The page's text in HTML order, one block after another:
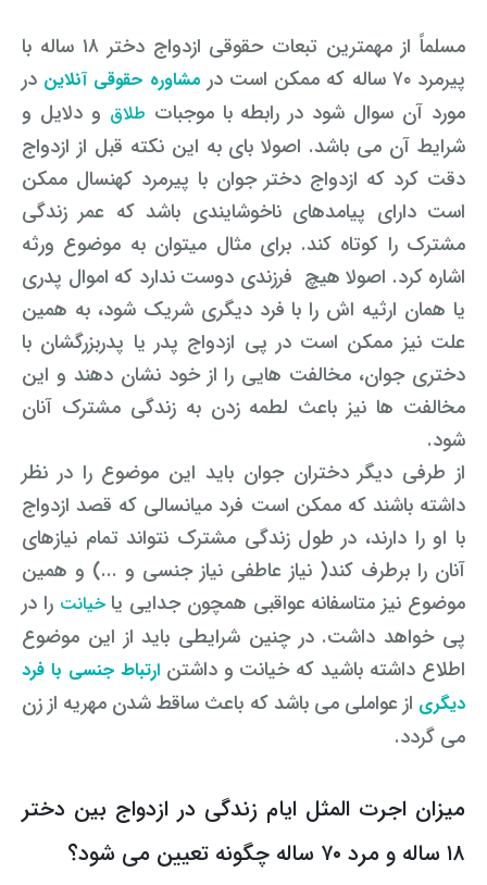
مسلماً از مهمترین تبعات حقوقی ازدواج دختر ۱۸ ساله با
پیرمرد ۷۰ ساله که ممکن است در
مشاوره حقوقی آنلاین در
مورد آن سوال شود در رابطه با موجبات طلاق و دلایل و
شرایط آن می باشد. اصولا بای به این نکته قبل از ازدواج
دقت کرد که ازدواج دختر جوان با پیرمرد کهنسال ممکن
است دارای پیامدهای ناخوشایندی باشد که عمر زندگی
مشترک را کوتاه کند. برای مثال میتوان به موضوع ورثه
اشاره کرد. اصولا هیچ فرزندی دوست ندارد که اموال پدری
یا همان ارثیه اش را با فرد دیگری شریک شود، به همین
علت نیز ممکن است در پی ازدواج پدر یا پدربزرگشان با
دختری جوان، مخالفت هایی را از خود نشان دهند و این
مخالفت ها نیز باعث لطمه زدن به زندگی مشترک آنان
شود.
از طرفی دیگر دختران جوان باید این موضوع را در نظر
داشته باشند که ممکن است فرد میانسالی که قصد ازدواج
با او را دارند، در طول زندگی مشترک نتواند تمام نیازهای
آنان را برطرف کند( نیاز عاطفی نیاز جنسی و ...) و همین
موضوع نیز متاسفانه عواقبی همچون جدایی یاخیانت را در
پی خواهد داشت. در چنین شرایطی باید از این موضوع
اطلاع داشته باشید که خیانت و داشتنارتباط جنسی با فرد
دیگری از عواملی می باشد که باعث ساقط شدن مهریه از زن
می گردد.
میزان اجرت المثل ایام زندگی در ازدواج بین دختر
۱۸ ساله و مرد ۷۰ ساله چگونه تعیین می شود؟